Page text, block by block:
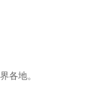
各地。